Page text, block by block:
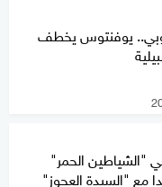
يوفنتوس يخطف
"الشياطين الحمر"
مع "السيدة العجوز"